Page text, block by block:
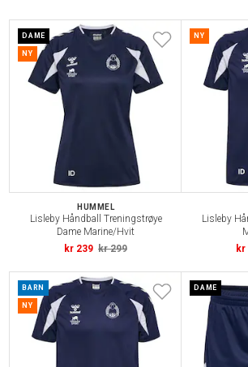
DAME
NY
HUMMEL
Lisleby Håndball Treningstrøye
Dame Marine/Hvit
kr 239 kr 299
NY
Lisleby
kr
BARN
NY
DAME